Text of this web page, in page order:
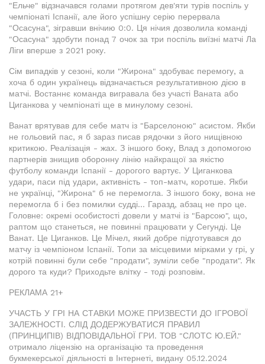
"Ельче" відзначався голами протягом дев'яти турів поспіль у
чемпіонаті Іспанії, але його успішну серію перервала
"Осасуна", зігравши внічию 0:0. Ця нічия дозволила команді
"Осасуна" здобути понад 7 очок за три поспіль виїзні матчі Ла
Ліги вперше з 2021 року.
Сім випадків у сезоні, коли "Жирона" здобуває перемогу, а
хоча б один українець відзначається результативною дією в
матчі. Востаннє команда вигравала без участі Ваната або
Циганкова у чемпіонаті ще в минулому сезоні.
Ванат врятував для себе матч із "Барселоною" асистом. Якби
не гольовий пас, я б зараз писав рядочки з його нищівною
критикою. Реалізація - жах. З іншого боку, Влад з допомогою
партнерів знищив оборонну лінію найкращої за якістю
футболу команди Іспанії - дорогого вартує. У Циганкова
удари, паси під удари, активність - топ-матч, коротше. Якби
не українці, "Жирона" б не перемогла. З іншого боку, вона не
перемогла б і без помилки судді... Гаразд, абзац не про це.
Головне: окремі особистості довели у матчі із "Барсою", що,
раптом що станеться, не повинні працювати у Сегунді. Це
Ванат. Це Циганков. Це Мічел, який добре підготувався до
матчу із чемпіоном Іспанії. Топи за місцевими мірками у грі, у
котрій повинні були себе "продати", зуміли себе "продати". Як
дорого та куди? Приходьте влітку - тоді розповім.
РЕКЛАМА 21+
УЧАСТЬ У ГРІ НА СТАВКИ МОЖЕ ПРИЗВЕСТИ ДО ІГРОВОЇ
ЗАЛЕЖНОСТІ. СЛІД ДОДЕРЖУВАТИСЯ ПРАВИЛ
(ПРИНЦИПІВ) ВІДПОВІДАЛЬНОЇ ГРИ. ТОВ "СЛОТС Ю.ЕЙ."
отримало ліцензію на організацію та проведення
букмекерської діяльності в Інтернеті, видану 05.12.2024